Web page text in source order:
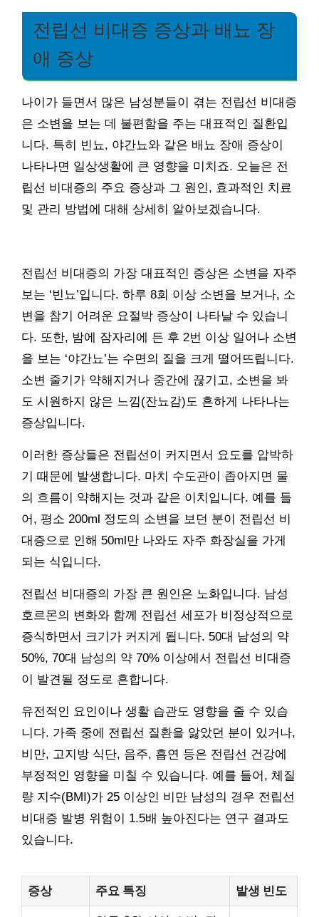
전립선 비대증 증상과 배뇨 장
애 증상
나이가 들면서 많은 남성분들이 겪는 전립선 비대증
은 소변을 보는 데 불편함을 주는 대표적인 질환입
니다. 특히 빈뇨, 야간뇨와 같은 배뇨 장애 증상이
나타나면 일상생활에 큰 영향을 미치죠. 오늘은 전
립선 비대증의 주요 증상과 그 원인, 효과적인 치료
및 관리 방법에 대해 상세히 알아보겠습니다.
전립선 비대증의 가장 대표적인 증상은 소변을 자주
보는 ‘빈뇨’입니다. 하루 8회 이상 소변을 보거나, 소
변을 참기 어려운 요절박 증상이 나타날 수 있습니
다. 또한, 밤에 잠자리에 든 후 2번 이상 일어나 소변
을 보는 ‘야간뇨’는 수면의 질을 크게 떨어뜨립니다.
소변 줄기가 약해지거나 중간에 끊기고, 소변을 봐
도 시원하지 않은 느낌(잔뇨감)도 흔하게 나타나는
증상입니다.
이러한 증상들은 전립선이 커지면서 요도를 압박하
기 때문에 발생합니다. 마치 수도관이 좁아지면 물
의 흐름이 약해지는 것과 같은 이치입니다. 예를 들
어, 평소 200ml 정도의 소변을 보던 분이 전립선 비
대증으로 인해 50ml만 나와도 자주 화장실을 가게
되는 식입니다.
전립선 비대증의 가장 큰 원인은 노화입니다. 남성
호르몬의 변화와 함께 전립선 세포가 비정상적으로
증식하면서 크기가 커지게 됩니다. 50대 남성의 약
50%, 70대 남성의 약 70% 이상에서 전립선 비대증
이 발견될 정도로 흔합니다.
유전적인 요인이나 생활 습관도 영향을 줄 수 있습
니다. 가족 중에 전립선 질환을 앓았던 분이 있거나,
비만, 고지방 식단, 음주, 흡연 등은 전립선 건강에
부정적인 영향을 미칠 수 있습니다. 예를 들어, 체질
량 지수(BMI)가 25 이상인 비만 남성의 경우 전립선
비대증 발병 위험이 1.5배 높아진다는 연구 결과도
있습니다.
증상 주요 특징 발생 빈도